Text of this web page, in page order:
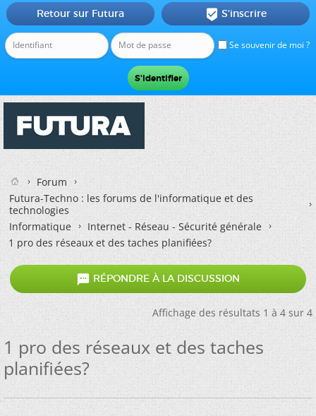
Se souvenir de moi ?
Retour sur Futura  S'inscrire
Forum
Futura-Techno : les forums de l'informatique et des
technologies
Informatique
Internet - Réseau - Sécurité générale
1 pro des réseaux et des taches planifiées?
 RÉPONDRE À LA DISCUSSION
Affichage des résultats 1 à 4 sur 4
1 pro des réseaux et des taches
planifiées?